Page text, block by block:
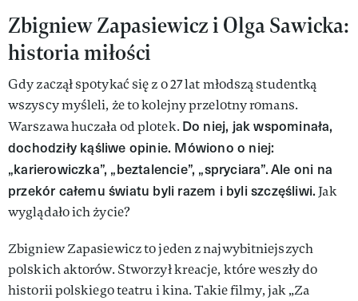
Zbigniew Zapasiewicz i Olga Sawicka:
historia miłości
Gdy zaczął spotykać się z o 27 lat młodszą studentką
wszyscy myśleli, że to kolejny przelotny romans.
Warszawa huczała od plotek. Do niej, jak wspominała,
dochodziły kąśliwe opinie. Mówiono o niej:
„karierowiczka”, „beztalencie”, „spryciara”.Ale oni na
przekór całemu światu byli razem i byli szczęśliwi. Jak
wyglądało ich życie?
Zbigniew Zapasiewicz to jeden z najwybitniejszych
polskich aktorów. Stworzył kreacje, które weszły do
historii polskiego teatru i kina. Takie filmy, jak „Za